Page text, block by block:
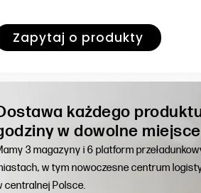
Zapytaj o produkty
każdego
w dowolne
3 magazyny i 6 platform
w tym nowoczesne centrum
centralnej Polsce.